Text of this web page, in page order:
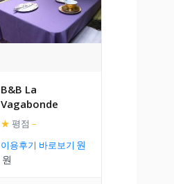
B&B La
Vagabonde
★ 평점 –
이용후기 바로보기